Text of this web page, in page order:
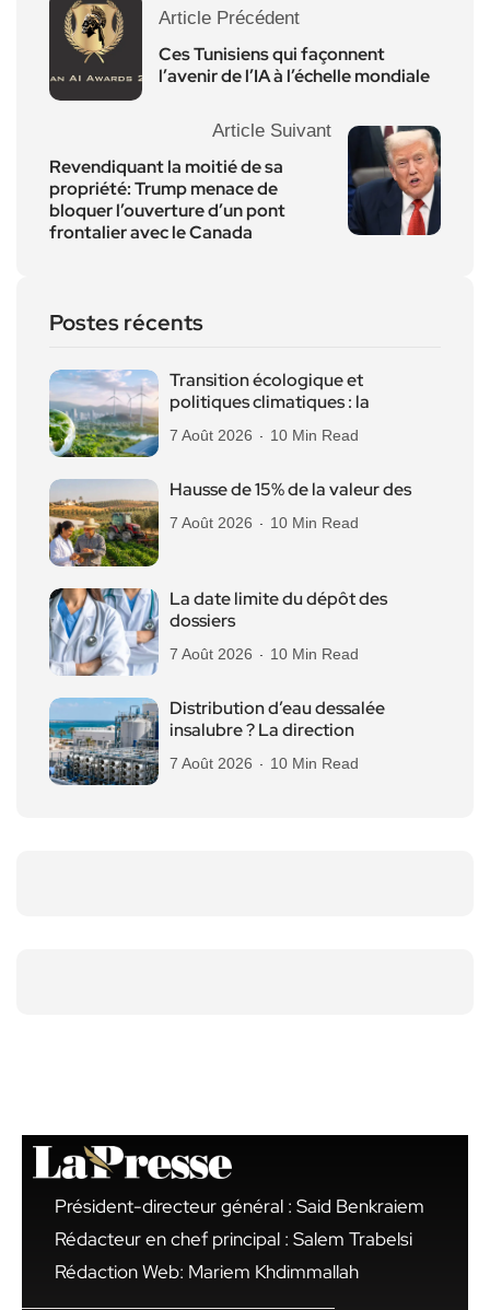
Article Précédent
Ces Tunisiens qui façonnent
l’avenir de l’IA à l’échelle mondiale
Article Suivant
Revendiquant la moitié de sa
propriété: Trump menace de
bloquer l’ouverture d’un pont
frontalier avec le Canada
Postes récents
Transition écologique et
politiques climatiques : la
7 Août 2026 10 Min Read
Hausse de 15% de la valeur des
7 Août 2026 10 Min Read
La date limite du dépôt des
dossiers
7 Août 2026 10 Min Read
Distribution d’eau dessalée
insalubre ? La direction
7 Août 2026 10 Min Read
Président-directeur général : Said Benkraiem
Rédacteur en chef principal : Salem Trabelsi
Rédaction Web: Mariem Khdimmallah